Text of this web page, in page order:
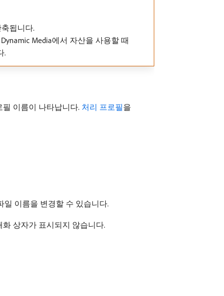
됩니다.
Media에서 자산을 사용할 때
.
필 이름이 나타납니다. 처리 프로필을
일 이름을 변경할 수 있습니다.
상자가 표시되지 않습니다.